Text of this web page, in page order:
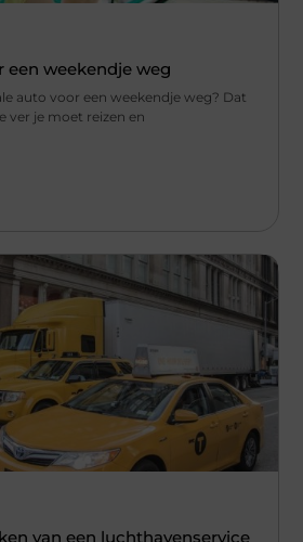
een weekendje weg
auto voor een weekendje weg? Dat
ver je moet reizen en
van een luchthavenservice